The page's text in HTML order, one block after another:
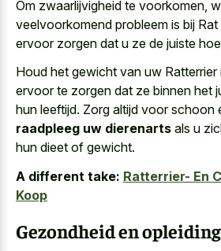
Om zwaarlijvigheid te voorkomen,
veelvoorkomend probleem is bij
ervoor zorgen dat u ze de juiste
Houd het gewicht van uw Ratterrier
ervoor te zorgen dat ze binnen het
hun leeftijd. Zorg altijd voor schoon
raadpleeg uw dierenarts als u
hun dieet of gewicht.
A different take: Ratterrier- En
Koop
Gezondheid en opleiding